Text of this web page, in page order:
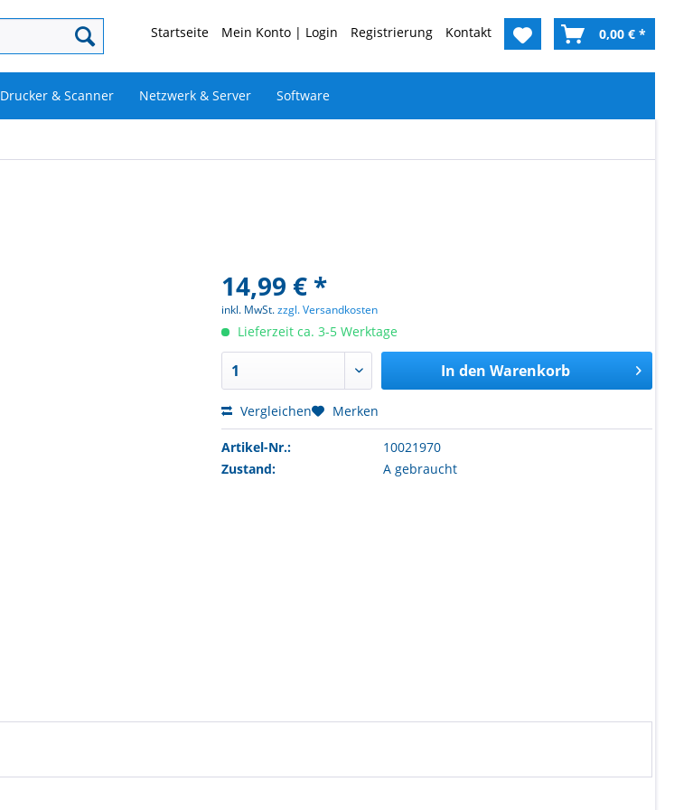
Startseite Mein Konto | Login Registrierung Kontakt 0,00 € *
Drucker & Scanner Netzwerk & Server Software
14,99 € *
inkl. MwSt.zzgl. Versandkosten
Lieferzeit ca. 3-5 Werktage
In den Warenkorb
Vergleichen Merken
Artikel-Nr.:
10021970
Zustand:
A gebraucht